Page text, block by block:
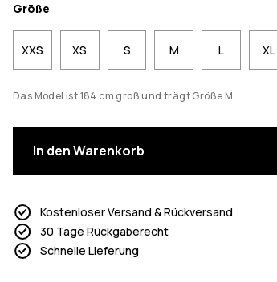
Größe
XXS XS S M L XL
Das Model ist 184 cm groß und trägt Größe M.
In den Warenkorb
Kostenloser Versand & Rückversand
30 Tage Rückgaberecht
Schnelle Lieferung